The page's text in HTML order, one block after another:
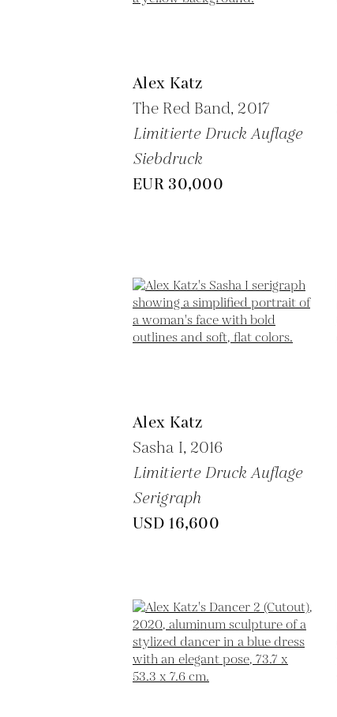
Alex Katz
The Red Band, 2017
Limitierte Druck Auflage
Siebdruck
EUR 30,000
Alex Katz
Sasha I, 2016
Limitierte Druck Auflage
Serigraph
USD 16,600